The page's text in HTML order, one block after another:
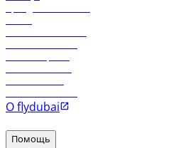
О flydubai
Помощь